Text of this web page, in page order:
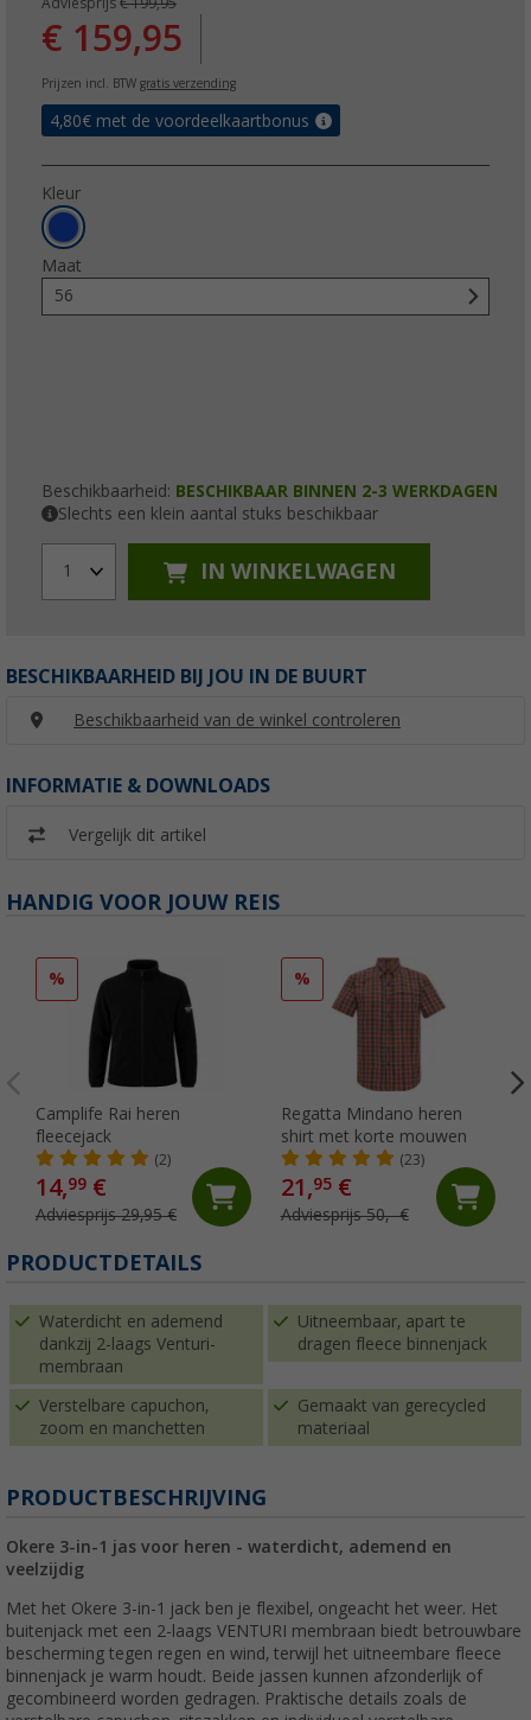
Adviesprijs € 199,95
€ 159,95
Prijzen incl. BTW gratis verzending
4,80€ met de voordeelkaartbonus
Kleur
Maat
56
Beschikbaarheid: BESCHIKBAAR BINNEN 2-3 WERKDAGEN
Slechts een klein aantal stuks beschikbaar
1 IN WINKELWAGEN
BESCHIKBAARHEID BIJ JOU IN DE BUURT
Beschikbaarheid van de winkel controleren
INFORMATIE & DOWNLOADS
Vergelijk dit artikel
HANDIG VOOR JOUW REIS
%
Camplife Rai heren
fleecejack
(2)
14,99 €
Adviesprijs 29,95 €
%
Regatta Mindano heren
shirt met korte mouwen
(23)
21,95€
Adviesprijs 50,- €
PRODUCTDETAILS
Waterdicht en ademend
dankzij 2-laags Venturi-
membraan
Uitneembaar, apart te
dragen fleece binnenjack
Verstelbare capuchon,
zoom en manchetten
Gemaakt van gerecycled
materiaal
PRODUCTBESCHRIJVING
Okere 3-in-1 jas voor heren - waterdicht, ademend en
veelzijdig
Met het Okere 3-in-1 jack ben je flexibel, ongeacht het weer. Het
buitenjack met een 2-laags VENTURI membraan biedt betrouwbare
bescherming tegen regen en wind, terwijl het uitneembare fleece
binnenjack je warm houdt. Beide jassen kunnen afzonderlijk of
gecombineerd worden gedragen. Praktische details zoals de